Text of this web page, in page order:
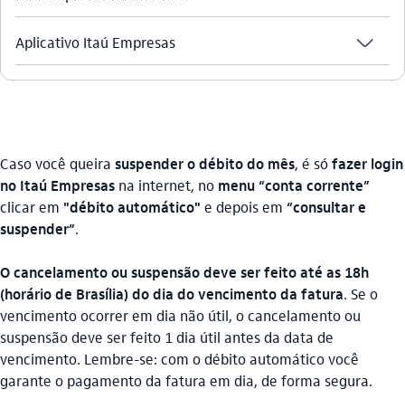
Aplicativo Itaú Empresas seta_baixo
Caso você queira suspender o débito do mês, é sófazer login
no Itaú Empresas na internet, no menu “conta corrente”
clicar em "débito automático" e depois em “consultar e
suspender”.
O cancelamento ou suspensão deve ser feito até as 18h
(horário de Brasília) do dia do vencimento da fatura. Se o
vencimento ocorrer em dia não útil, o cancelamento ou
suspensão deve ser feito 1 dia útil antes da data de
vencimento. Lembre-se: com o débito automático você
garante o pagamento da fatura em dia, de forma segura.